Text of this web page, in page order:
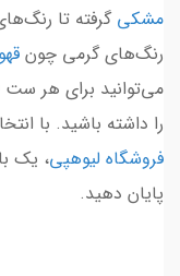
مشکیگرفته تا
رنگ‌های گرمی چون
می‌توانید برای هر
را داشته باشید. با
فروشگاه لیوهپی، یک
پایان دهید.